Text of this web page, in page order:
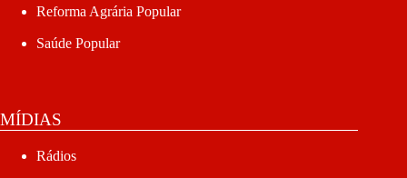
Reforma Agrária Popular
Saúde Popular
MÍDIAS
Rádios